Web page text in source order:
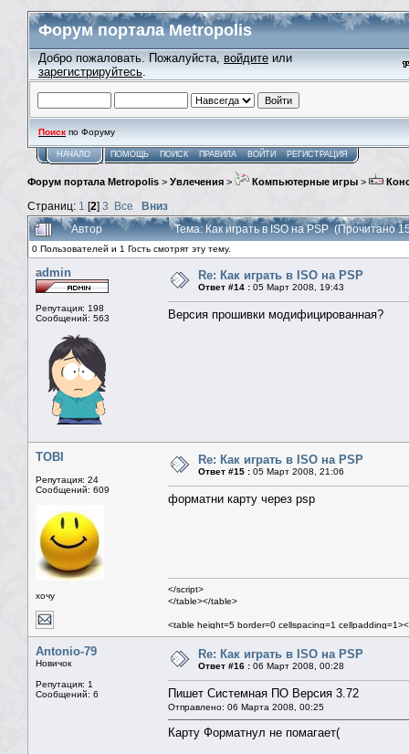
Форум портала Metropolis
Добро пожаловать. Пожалуйста, войдите или
зарегистрируйтесь.
Поиск по Форуму
НАЧАЛО ПОМОЩЬ ПОИСК ПРАВИЛА ВОЙТИ РЕГИСТРАЦИЯ
Форум портала Metropolis > Увлечения > Компьютерные игры >
Страниц: 1 [2] 3 Все
Вниз
Автор
Тема: Как играть в ISO на PSP (Прочитано
0 Пользователей и 1 Гость смотрят эту тему.
admin
Репутация: 198
Сообщений: 563
Re: Как играть в ISO на PSP
Ответ #14 : 05 Март 2008, 19:43
Версия прошивки модифицированная?
TOBI
Репутация: 24
Сообщений: 609
хочу
Re: Как играть в ISO на PSP
Ответ #15 : 05 Март 2008, 21:06
форматни карту через psp
</script>
</table></table>
<table height=5 border=0 cellspacing=1
<table class=mn width=100% border=0 cellspacing=1
<tr><td>
<table width=100% border=0 cellspacing=0
<tr><td>
<table width=100% border=0 cellspacing=1 cel
Antonio-79
Новичок
Репутация: 1
Сообщений: 6
Re: Как играть в ISO на PSP
Ответ #16 : 06 Март 2008, 00:28
Пишет Системная ПО Версия 3.72
Отправлено: 06 Марта 2008, 00:25
Карту Форматнул не помагает(